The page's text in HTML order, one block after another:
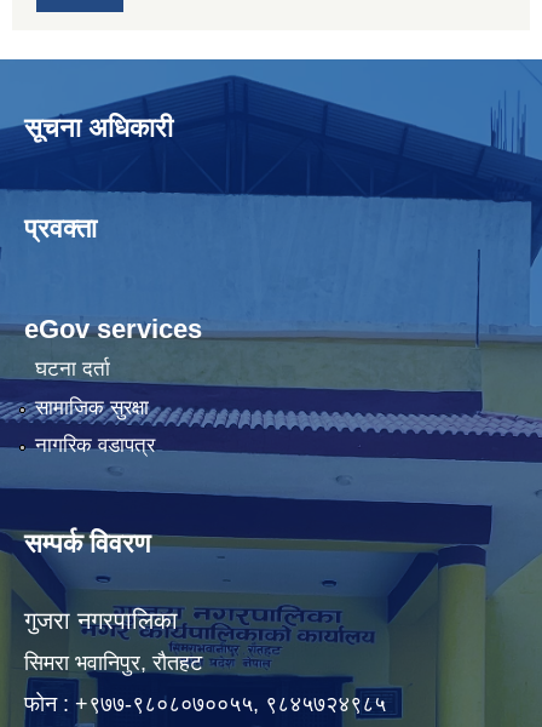
सूचना अधिकारी
प्रवक्ता
eGov services
घटना दर्ता
सामाजिक सुरक्षा
नागरिक वडापत्र
सम्पर्क विवरण
गुजरा नगरपालिका
सिमरा भवानिपुर, राैतहट
फाेन : +९७७-९८०८०७००५५, ९८४५७२४९८५